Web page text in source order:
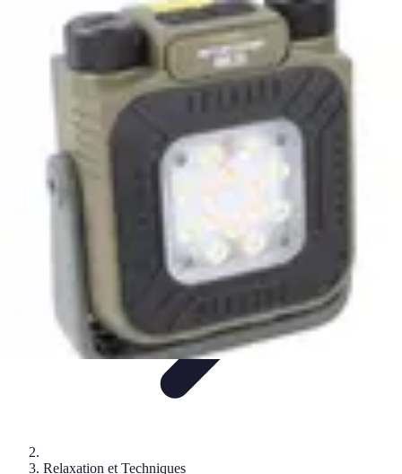
Astuces Anti Stress
Astuces NaturellesAstuces PratiquesMéditation et
Routines et Habitudes Techniques de Relaxation
Astuces Anti Stress
Relaxation et Techniques